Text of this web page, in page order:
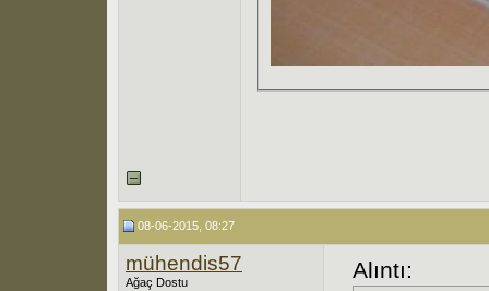
08-06-2015, 08:27
mühendis57
Ağaç Dostu Alıntı: